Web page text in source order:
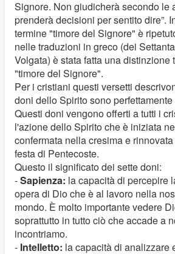
Signore. Non giudicherà secondo le
prenderà decisioni per sentito dire”.
termine "timore del Signore" è
nelle traduzioni in greco (dei
Volgata) è stata fatta una distinzione
"timore del Signore".
Per i cristiani questi versetti
doni dello Spirito sono
Questi doni vengono offerti a tutti i
l'azione dello Spirito che è iniziata
confermata nella cresima e
festa di Pentecoste.
Questo il significato dei sette doni:
-Sapienza: la capacità di percepire
opera di Dio che è al lavoro nella
mondo. È molto importante vedere
soprattutto in tutto ciò che accade a
incontriamo.
- Intelletto: la capacità di analizzare